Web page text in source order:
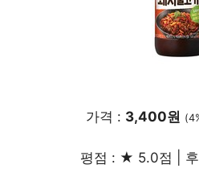
가격 : 3,400원
평점 : ★ 5.0점 | 후